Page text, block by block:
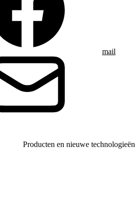
mail
Producten en nieuwe technologieën